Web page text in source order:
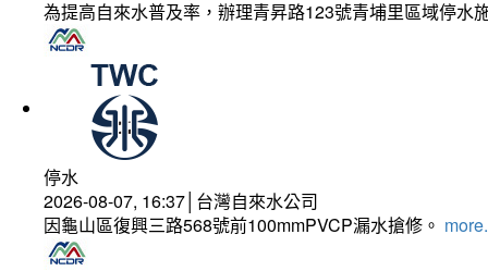
為提高自來水普及率，辦理青昇路123號青埔里區域停水
停水
2026-08-07, 16:37│台灣自來水公司
因龜山區復興三路568號前100mmPVCP漏水搶修。